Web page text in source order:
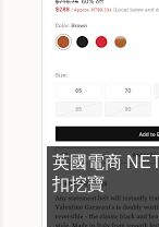
英國電商
扣挖寶